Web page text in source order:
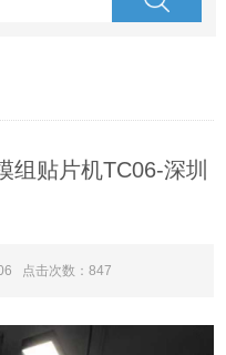
组贴片机TC06-深圳
点击次数： 847